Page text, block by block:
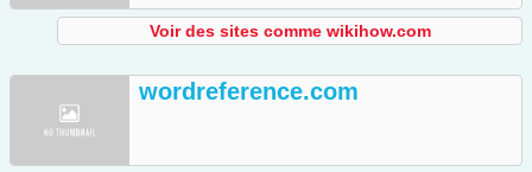
Voir des sites comme wikihow.com
wordreference.com